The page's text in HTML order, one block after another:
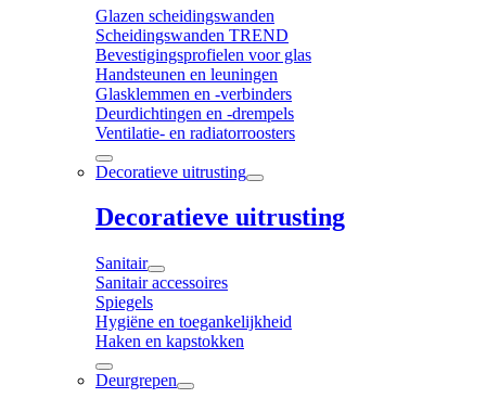
Glazen scheidingswanden
Scheidingswanden TREND
Bevestigingsprofielen voor glas
Handsteunen en leuningen
Glasklemmen en -verbinders
Deurdichtingen en -drempels
Ventilatie- en radiatorroosters
Decoratieve uitrusting
Decoratieve uitrusting
Sanitair
Sanitair accessoires
Spiegels
Hygiëne en toegankelijkheid
Haken en kapstokken
Deurgrepen